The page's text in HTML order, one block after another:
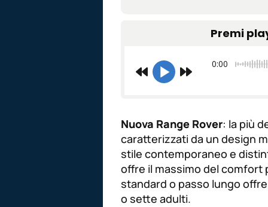
Premi
0:00
Nuova Range Rover: la più
caratterizzati da un design
stile contemporaneo e
offre il massimo del comfort
standard o passo lungo
o sette adulti.